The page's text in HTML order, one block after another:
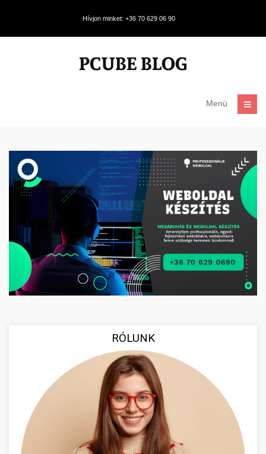
Hívjon minket: +36 70 629 06 90
Menü
RÓLUNK